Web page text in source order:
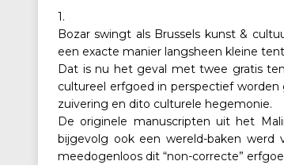
1.
Bozar swingt als Brussels kunst &
een exacte manier langsheen kleine
Dat is nu het geval met twee gratis
cultureel erfgoed in perspectief
zuivering en dito culturele hegemonie.
De originele manuscripten uit het
bijgevolg ook een wereld-baken werd
meedogenloos dit “non-correcte”